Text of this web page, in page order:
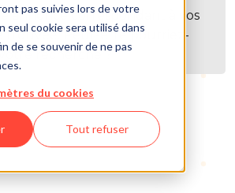
pas suivies lors de votre
seul cookie sera utilisé dans
de se souvenir de ne pas
du cookies
Tout refuser
annonce correspondant à vos
trouvée. Peut-être pourriez-
recherche ?